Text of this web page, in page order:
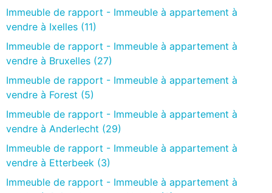
Immeuble de rapport - Immeuble à appartement à
vendre à Ixelles (11)
Immeuble de rapport - Immeuble à appartement à
vendre à Bruxelles (27)
Immeuble de rapport - Immeuble à appartement à
vendre à Forest (5)
Immeuble de rapport - Immeuble à appartement à
vendre à Anderlecht (29)
Immeuble de rapport - Immeuble à appartement à
vendre à Etterbeek (3)
Immeuble de rapport - Immeuble à appartement à